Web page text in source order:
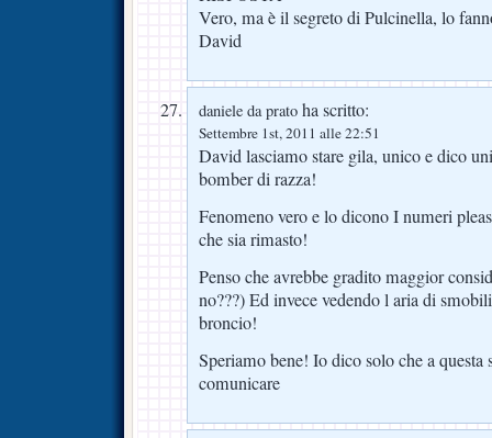
Vero, ma è il segreto di Pulcinella, lo
David
daniele da prato ha scritto:
Settembre 1st, 2011 alle 22:51
David lasciamo stare gila, unico e dico
bomber di razza!
Fenomeno vero e lo dicono I numeri
che sia rimasto!
Penso che avrebbe gradito maggior
no???) Ed invece vedendo l aria di
broncio!
Speriamo bene! Io dico solo che a questa
comunicare